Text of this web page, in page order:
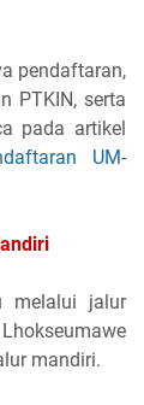
pendaftaran,
PTKIN, serta
pada artikel
UM-
melalui jalur
mandiri.